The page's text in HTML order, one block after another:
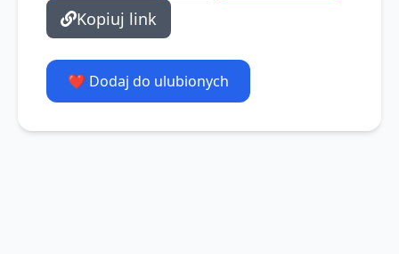
Kopiuj link
❤️ Dodaj do ulubionych